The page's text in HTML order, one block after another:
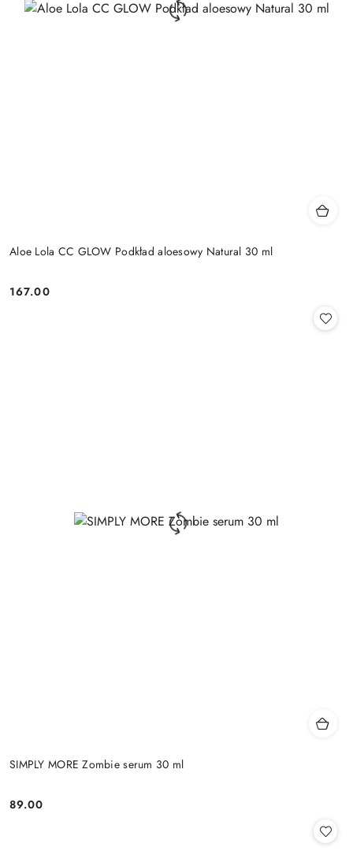
Aloe Lola CC GLOW Podkład aloesowy Natural 30 ml
Cena:
167.00
SIMPLY MORE Zombie serum 30 ml
Cena:
89.00